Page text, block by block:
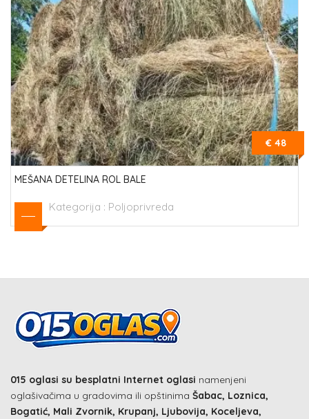
€ 48
MEŠANA DETELINA ROL BALE
Kategorija : Poljoprivreda
015 oglasi su besplatni Internet oglasi namenjeni
oglašivačima u gradovima ili opštinima Šabac, Loznica,
Bogatić, Mali Zvornik, Krupanj, Ljubovija, Koceljeva,